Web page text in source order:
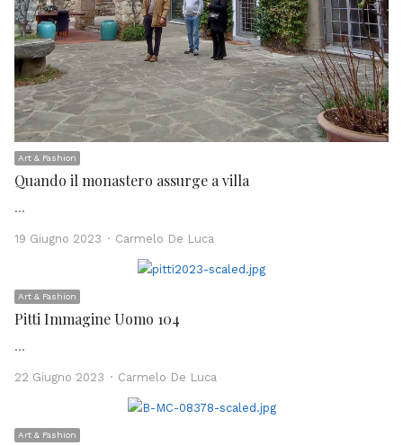
Art & Fashion
Quando il monastero assurge a villa
…
19 Giugno 2023 Author
Carmelo De Luca
Art & Fashion
Pitti Immagine Uomo 104
…
22 Giugno 2023 Author
Carmelo De Luca
Art & Fashion